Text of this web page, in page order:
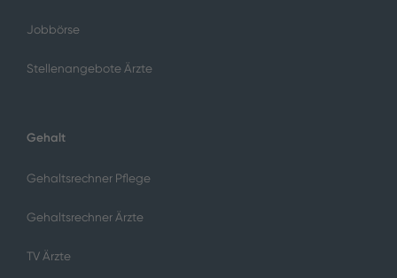
Jobbörse
Stellenangebote Ärzte
Gehalt
Gehaltsrechner Pflege
Gehaltsrechner Ärzte
TV Ärzte